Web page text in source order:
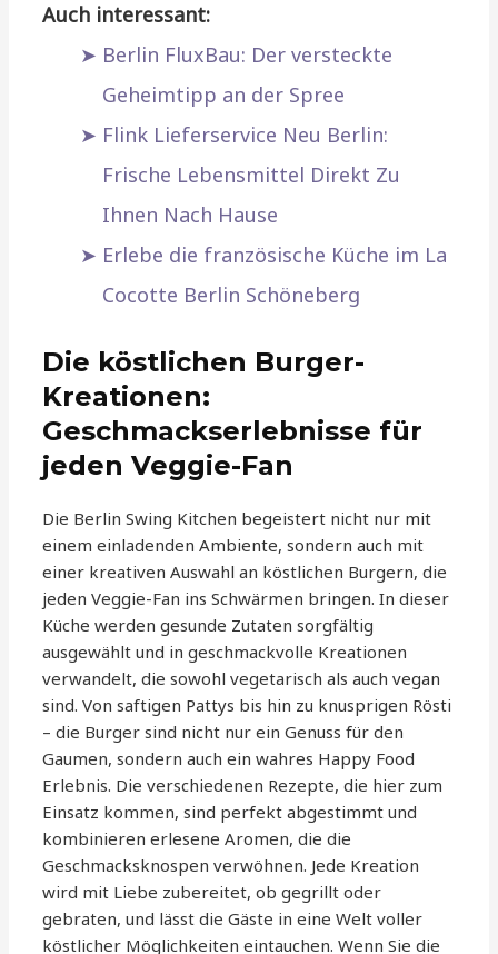
Auch interessant:
Berlin FluxBau: Der versteckte
Geheimtipp an der Spree
Flink Lieferservice Neu Berlin:
Frische Lebensmittel Direkt Zu
Ihnen Nach Hause
Erlebe die französische Küche im La
Cocotte Berlin Schöneberg
Die köstlichen Burger-
Kreationen:
Geschmackserlebnisse für
jeden Veggie-Fan
Die Berlin Swing Kitchen begeistert nicht nur mit
einem einladenden Ambiente, sondern auch mit
einer kreativen Auswahl an köstlichen Burgern, die
jeden Veggie-Fan ins Schwärmen bringen. In dieser
Küche werden gesunde Zutaten sorgfältig
ausgewählt und in geschmackvolle Kreationen
verwandelt, die sowohl vegetarisch als auch vegan
sind. Von saftigen Pattys bis hin zu knusprigen Rösti
– die Burger sind nicht nur ein Genuss für den
Gaumen, sondern auch ein wahres Happy Food
Erlebnis. Die verschiedenen Rezepte, die hier zum
Einsatz kommen, sind perfekt abgestimmt und
kombinieren erlesene Aromen, die die
Geschmacksknospen verwöhnen. Jede Kreation
wird mit Liebe zubereitet, ob gegrillt oder
gebraten, und lässt die Gäste in eine Welt voller
köstlicher Möglichkeiten eintauchen. Wenn Sie die